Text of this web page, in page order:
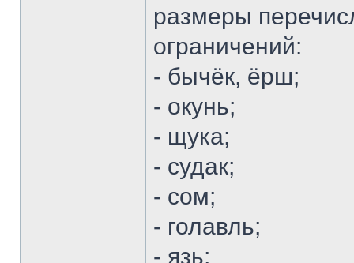
размеры
ограничений:
- бычёк, ёрш;
- окунь;
- щука;
- судак;
- сом;
- голавль;
- язь;